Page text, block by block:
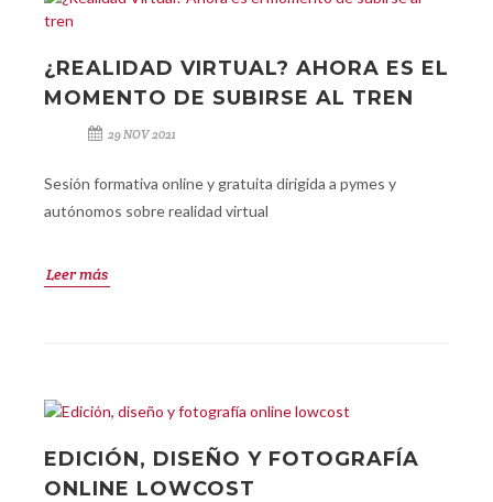
¿REALIDAD VIRTUAL? AHORA ES EL
MOMENTO DE SUBIRSE AL TREN
29 NOV 2021
Sesión formativa online y gratuita dirigida a pymes y
autónomos sobre realidad virtual
Leer más
EDICIÓN, DISEÑO Y FOTOGRAFÍA
ONLINE LOWCOST